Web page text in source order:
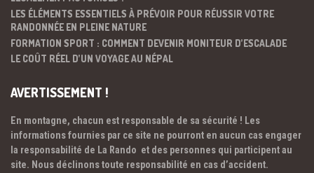
LES ÉLÉMENTS ESSENTIELS À PRÉVOIR POUR RÉUSSIR VOTRE
RANDONNÉE EN PLEINE NATURE
FORMATION SPORT : COMMENT DEVENIR MONITEUR D’ESCALADE
LE COÛT RÉEL D’UN VOYAGE AU NÉPAL
AVERTISSEMENT !
En montagne, chacun est responsable de sa sécurité ! Les
informations fournies par ce site ne pourront en aucun cas engager
la responsabilité de La Rando et des personnes qui participent au
site. Nous déclinons toute responsabilité en cas d’accident.